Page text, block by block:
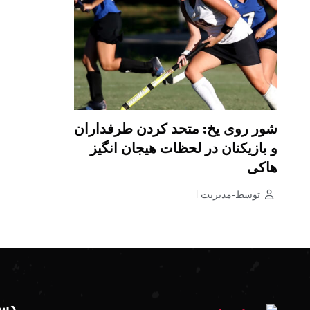
شور روی یخ: متحد کردن طرفداران
و بازیکنان در لحظات هیجان انگیز
هاکی
توسط-مدیریت